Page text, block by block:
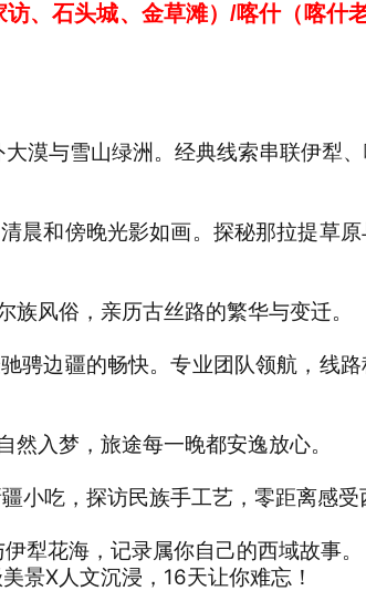
、石头城、金草滩）/喀什（喀什
漠与雪山绿洲。经典线索串联伊
晨和傍晚光影如画。探秘那拉提草
族风俗，亲历古丝路的繁华与变迁。
骋边疆的畅快。专业团队领航，线
入梦，旅途每一晚都安逸放心。
小吃，探访民族手工艺，零距离感受
犁花海，记录属你自己的西域故事。
景X人文沉浸，16天让你难忘！